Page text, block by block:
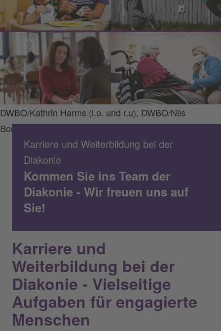
DWBO/Kathrin Harms (l.o. und r.u), DWBO/Nils
Bornemann (r.o. und l.u.)
Karriere und Weiterbildung bei der
Diakonie
Kommen Sie ins Team der
Diakonie - Wir freuen uns auf
Sie!
Karriere und
Weiterbildung bei der
Diakonie - Vielseitige
Aufgaben für engagierte
Menschen